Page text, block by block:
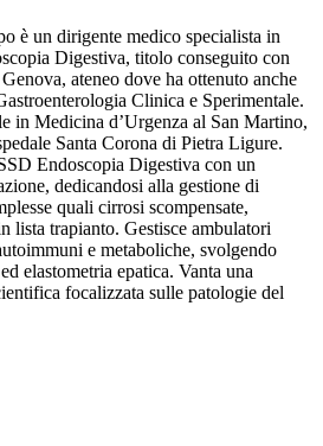
è un dirigente medico specialista in
Digestiva, titolo conseguito con
ateneo dove ha ottenuto anche
Clinica e Sperimentale.
in Medicina d’Urgenza al San Martino,
Santa Corona di Pietra Ligure.
Endoscopia Digestiva con un
dedicandosi alla gestione di
quali cirrosi scompensate,
lista trapianto. Gestisce ambulatori
e metaboliche, svolgendo
elastometria epatica. Vanta una
focalizzata sulle patologie del